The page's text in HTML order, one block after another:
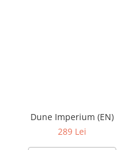
Dune Imperium (EN)
289 Lei